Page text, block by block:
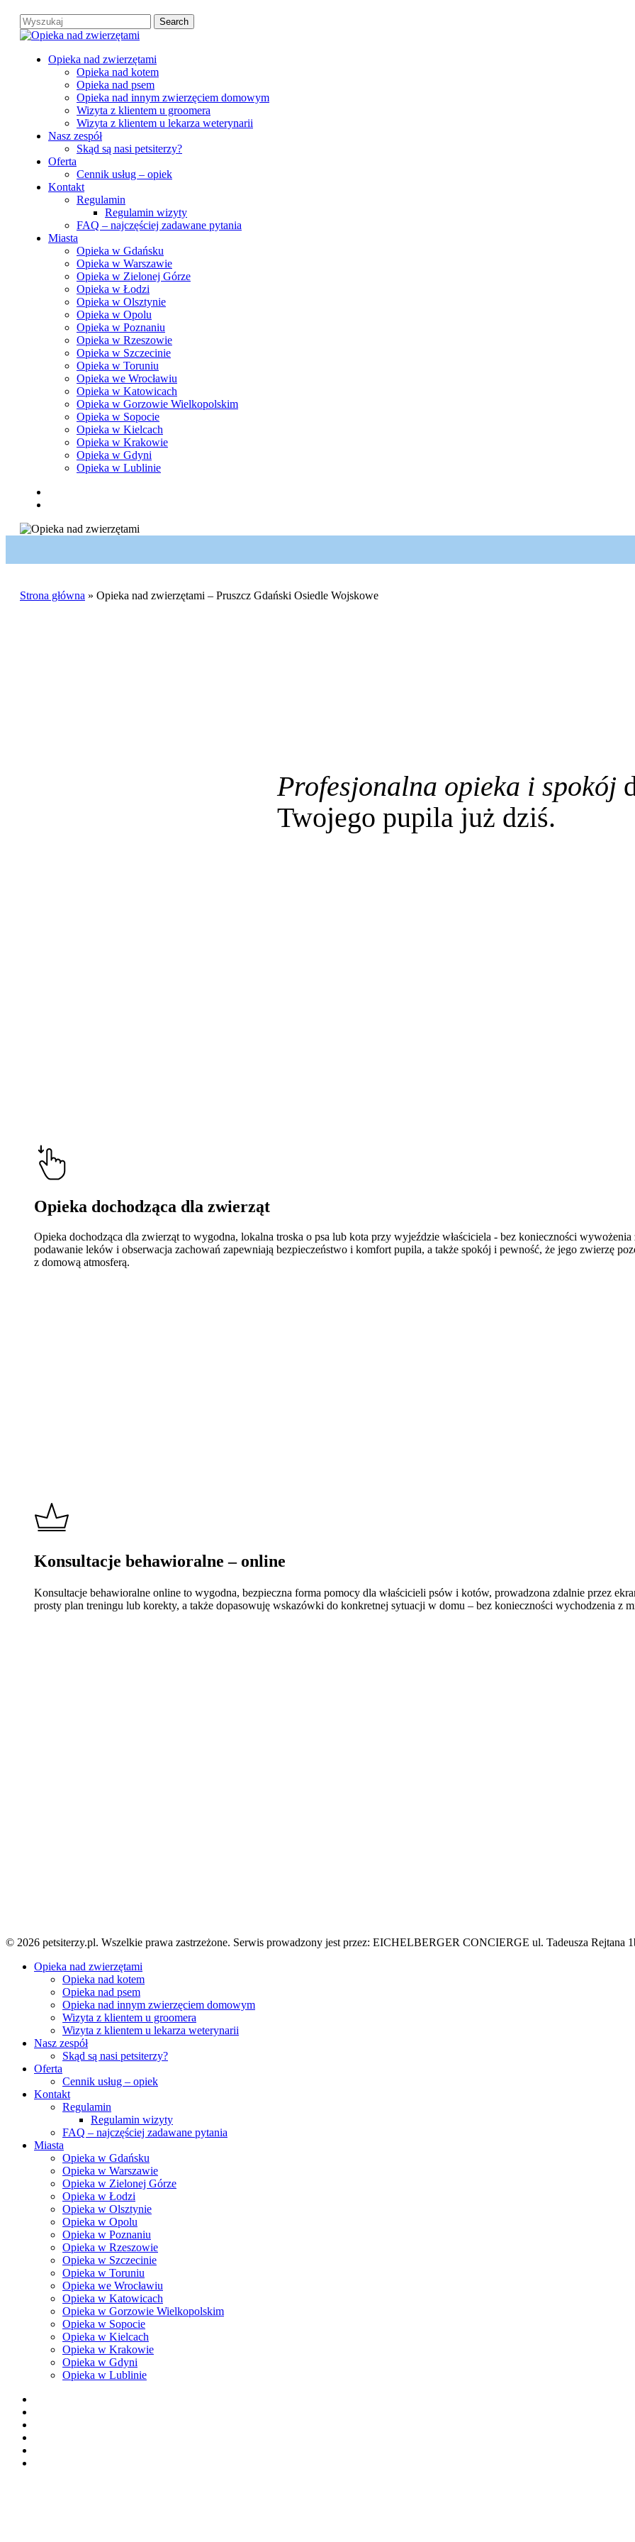
Skip
content
Search
Close
search
Menu
Opieka nad zwierzętami
Opieka nad kotem
Opieka nad psem
Opieka nad innym zwierzęciem domowym
Wizyta z klientem u groomera
Wizyta z klientem u lekarza weterynarii
Nasz zespół
Skąd są nasi petsiterzy?
Oferta
Cennik usług – opiek
Kontakt
Regulamin
Regulamin wizyty
FAQ – najczęściej zadawane pytania
Miasta
Opieka w Gdańsku
Opieka w Warszawie
Opieka w Zielonej Górze
Opieka w Łodzi
Opieka w Olsztynie
Opieka w Opolu
Opieka w Poznaniu
Opieka w Rzeszowie
Opieka w Szczecinie
Opieka w Toruniu
Opieka we Wrocławiu
Opieka w Katowicach
Opieka w Gorzowie Wielkopolskim
Opieka w Sopocie
Opieka w Kielcach
Opieka w Krakowie
Opieka w Gdyni
Opieka w Lublinie
Strona główna » Opieka nad zwierzętami – Pruszcz Gdański Osiedle Wojskowe
Profesjonalna opieka i spokój
Twojego pupila już dziś.
Opieka dochodząca dla zwierząt
Opieka dochodząca dla zwierząt to wygodna, lokalna troska o psa lub kota przy wyjeździe właściciela - bez konieczności
podawanie leków i obserwacja zachowań zapewniają bezpieczeństwo i komfort pupila, a także spokój i pewność, że jego zwierzę
z domową atmosferą.
Konsultacje behawioralne – online
Konsultacje behawioralne online to wygodna, bezpieczna forma pomocy dla właścicieli psów i kotów, prowadzona zdalnie przez
prosty plan treningu lub korekty, a także dopasowuję wskazówki do konkretnej sytuacji w domu – bez konieczności wychodzenia z
© 2026 petsiterzy.pl. Wszelkie prawa zastrzeżone. Serwis prowadzony jest przez: EICHELBERGER CONCIERGE ul. Tadeusza
Close
Opieka nad zwierzętami
Opieka nad kotem
Opieka nad psem
Opieka nad innym zwierzęciem domowym
Wizyta z klientem u groomera
Wizyta z klientem u lekarza weterynarii
Nasz zespół
Skąd są nasi petsiterzy?
Oferta
Cennik usług – opiek
Kontakt
Regulamin
Regulamin wizyty
FAQ – najczęściej zadawane pytania
Miasta
Opieka w Gdańsku
Opieka w Warszawie
Opieka w Zielonej Górze
Opieka w Łodzi
Opieka w Olsztynie
Opieka w Opolu
Opieka w Poznaniu
Opieka w Rzeszowie
Opieka w Szczecinie
Opieka w Toruniu
Opieka we Wrocławiu
Opieka w Katowicach
Opieka w Gorzowie Wielkopolskim
Opieka w Sopocie
Opieka w Kielcach
Opieka w Krakowie
Opieka w Gdyni
Opieka w Lublinie